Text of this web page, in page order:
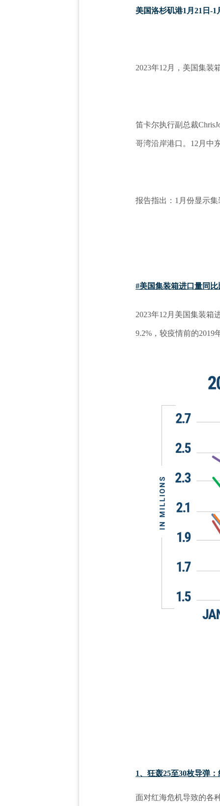
美国洛杉矶港1月21日-1
2023年12月，美国集装
笛卡尔执行副总裁
哥湾沿岸港口。12月中
报告指出： 1 月份显示集
#美国集装箱进口量同比
2023年12月美国集装箱
9.2%，较疫情前的2019
1、狂轰25至30枚导弹
面对红海危机导致的各